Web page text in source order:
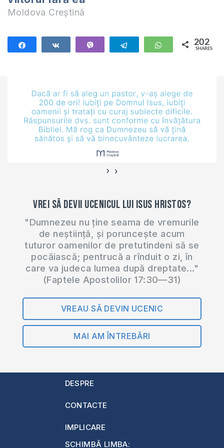
Moldova Creștină
Telegram WhatsApp
202
SHARES
‹ ›
Vrei să devii ucenicul lui Isus Hristos?
"Dumnezeu nu ține seama de vremurile
de neștiință, și poruncește acum
tuturor oamenilor de pretutindeni să se
pocăiască; pentrucă a rînduit o zi, în
care va judeca lumea după dreptate..."
(Faptele Apostolilor 17:30—31)
VREAU SĂ DEVIN UCENIC
MAI AM ÎNTREBĂRI
DESPRE
CONTACTE
IMPLICARE
SCHIMBĂ LIMBA: